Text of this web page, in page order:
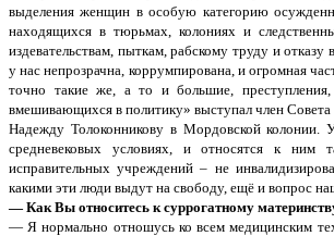
выделения женщин в особую категорию
находящихся в тюрьмах, колониях и
издевательствам, пыткам, рабскому труду и
у нас непрозрачна, коррумпирована, и огромная
точно такие же, а то и большие,
вмешивающихся в политику» выступал член
Надежду Толоконникову в Мордовской
средневековых условиях, и относятся к ним
исправительных учреждений – не
какими эти люди выдут на свободу, ещё и вопрос
— Как Вы относитесь к суррогатному
— Я нормально отношусь ко всем медицинским